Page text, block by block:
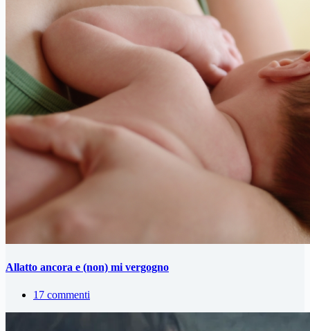
Allatto ancora e (non) mi vergogno
17 commenti